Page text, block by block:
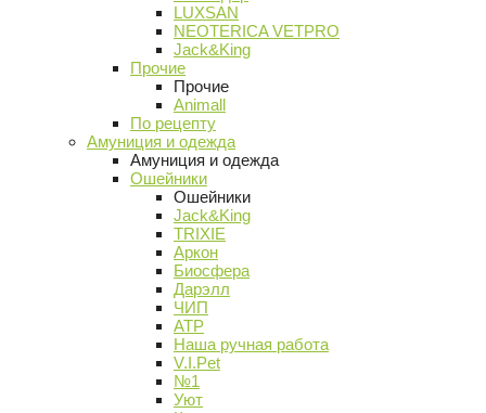
LUXSAN
NEOTERICA VETPRO
Jack&King
Прочие
Прочие
Animall
По рецепту
Амуниция и одежда
Амуниция и одежда
Ошейники
Ошейники
Jack&King
TRIXIE
Аркон
Биосфера
Дарэлл
ЧИП
АТР
Наша ручная работа
V.I.Pet
№1
Уют